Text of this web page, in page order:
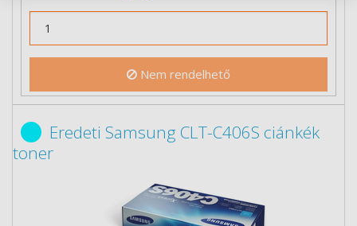
Nem rendelhető
Eredeti Samsung CLT-C406S ciánkék
toner